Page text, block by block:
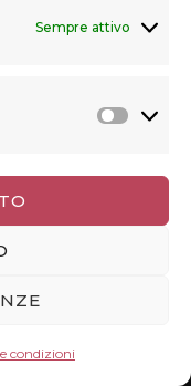
Sempre attivo
condizioni
e molti